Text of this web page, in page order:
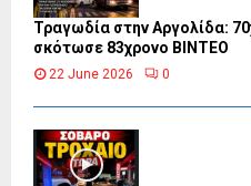
Τραγωδία στην Αργολίδα:
σκότωσε 83χρονο ΒΙΝΤΕΟ
22 June 2026 0